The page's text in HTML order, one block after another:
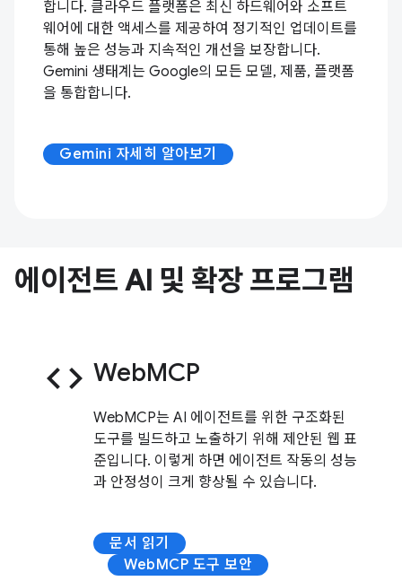
합니다. 클라우드 플랫폼은 최신 하드웨어와 소프트
웨어에 대한 액세스를 제공하여 정기적인 업데이트를
통해 높은 성능과 지속적인 개선을 보장합니다.
Gemini 생태계는 Google의 모든 모델, 제품, 플랫폼
을 통합합니다.
Gemini 자세히 알아보기
에이전트 AI 및 확장 프로그램
code WebMCP
WebMCP는 AI 에이전트를 위한 구조화된
도구를 빌드하고 노출하기 위해 제안된 웹 표
준입니다. 이렇게 하면 에이전트 작동의 성능
과 안정성이 크게 향상될 수 있습니다.
문서 읽기
WebMCP 도구 보안